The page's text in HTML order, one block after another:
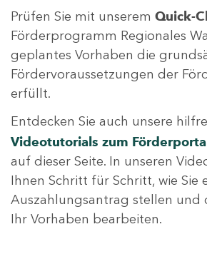
Prüfen Sie mit unserem Quick-
Förderprogramm Regionales
geplantes Vorhaben die
Fördervoraussetzungen der
erfüllt.
Entdecken Sie auch unsere
Videotutorials zum Förderportal
auf dieser Seite. In unseren
Ihnen Schritt für Schritt, wie Sie
Auszahlungsantrag stellen und
Ihr Vorhaben bearbeiten.